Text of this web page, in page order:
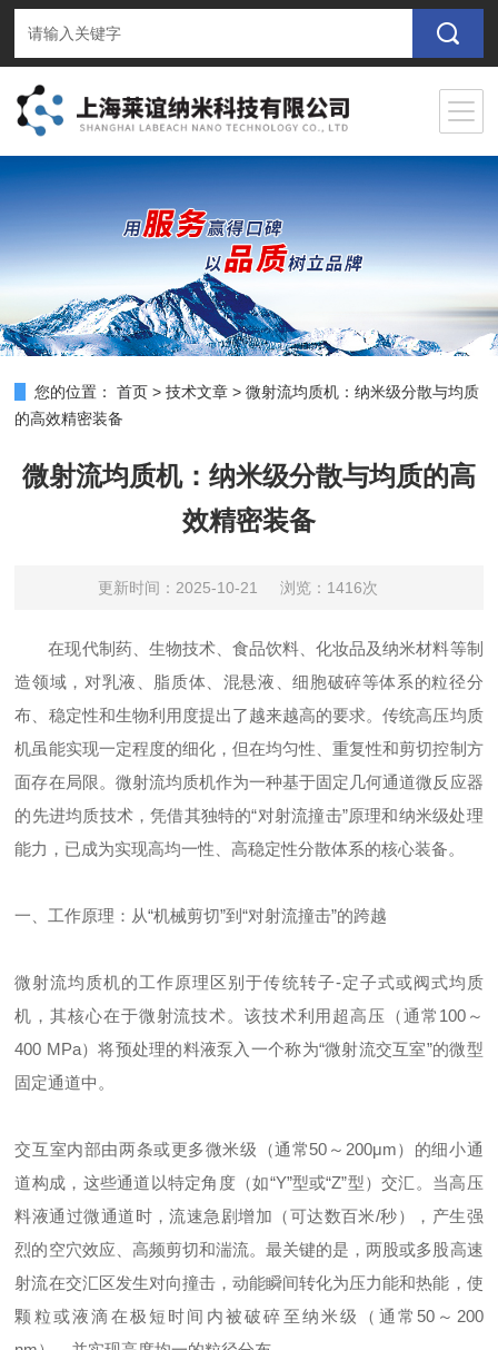
您的位置： 首页 >技术文章 >微射流均质机：纳米级分散与均质
的高效精密装备
微射流均质机：纳米级分散与均质的高
效精密装备
更新时间：2025-10-21 浏览：1416次
在现代制药、生物技术、食品饮料、化妆品及纳米材料等制
造领域，对乳液、脂质体、混悬液、细胞破碎等体系的粒径分
布、稳定性和生物利用度提出了越来越高的要求。传统高压均质
机虽能实现一定程度的细化，但在均匀性、重复性和剪切控制方
面存在局限。微射流均质机作为一种基于固定几何通道微反应器
的先进均质技术，凭借其独特的“对射流撞击”原理和纳米级处理
能力，已成为实现高均一性、高稳定性分散体系的核心装备。
一、工作原理：从“机械剪切”到“对射流撞击”的跨越
微射流均质机的工作原理区别于传统转子-定子式或阀式均质
机，其核心在于微射流技术。该技术利用超高压（通常100～
400 MPa）将预处理的料液泵入一个称为“微射流交互室”的微型
固定通道中。
交互室内部由两条或更多微米级（通常50～200μm）的细小通
道构成，这些通道以特定角度（如“Y”型或“Z”型）交汇。当高压
料液通过微通道时，流速急剧增加（可达数百米/秒），产生强
烈的空穴效应、高频剪切和湍流。最关键的是，两股或多股高速
射流在交汇区发生对向撞击，动能瞬间转化为压力能和热能，使
颗粒或液滴在极短时间内被破碎至纳米级（通常50～200